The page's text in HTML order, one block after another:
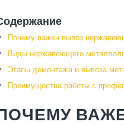
Почему важен вывоз
Виды нержавеющего
Этапы демонтажа и вывоза
Преимущества работы с